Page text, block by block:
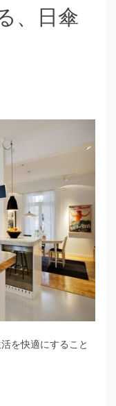
、日傘
を快適にすること